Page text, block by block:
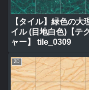
【タイル】緑色の大
イル (目地白色)【テ
ャー】 tile_0309
2D